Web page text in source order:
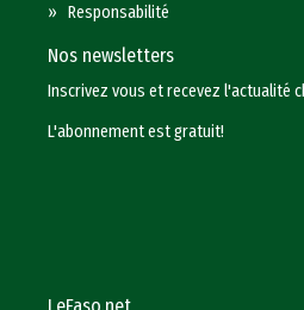
»Responsabilité
Nos newsletters
Inscrivez vous et recevez l'actualité
L'abonnement est gratuit!
LeFaso.net